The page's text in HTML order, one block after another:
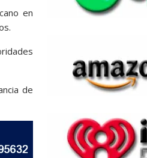
en
de